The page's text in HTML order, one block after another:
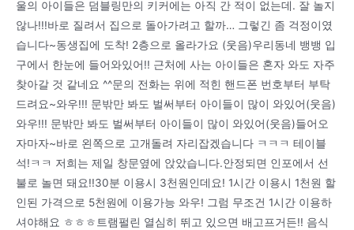
울의 아이들은 덤블링만의 키커에는 아직 간 적이 없는데. 잘 놀지
않나!!!바로 질려서 집으로 돌아가려고 할까… 그렇긴 좀 걱정이였
습니다~동생집에 도착! 2층으로 올라가요 (웃음)우리동네 뱅뱅 입
구에서 한눈에 들어와있어!! 근처에 사는 아이들은 혼자 와도 자주
찾아갈 것 같네요 ^^문의 전화는 위에 적힌 핸드폰 번호부터 부탁
드려요~와우!!! 문밖만 봐도 벌써부터 아이들이 많이 와있어(웃음)
와우!!! 문밖만 봐도 벌써부터 아이들이 많이 와있어(웃음)들어오
자마자~바로 왼쪽으로 고개돌려 자리잡겠습니다 ㅋㅋㅋ 테이블
석!ㅋㅋ 저희는 제일 창문옆에 앉았습니다.안정되면 인포에서 선
불로 놀면 돼요!!30분 이용시 3천원인데요! 1시간 이용시 1천원 할
인된 가격으로 5천원에 이용가능 와우! 그럼 무조건 1시간 이용하
셔야해요 ㅎㅎㅎ트램펄린 열심히 뛰고 있으면 배고프거든!! 음식